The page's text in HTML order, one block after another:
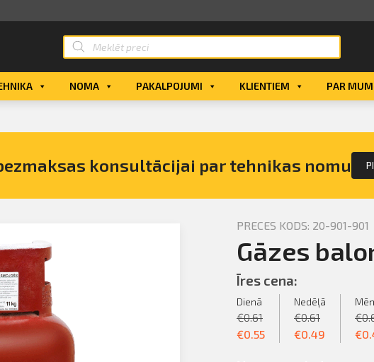
NOMA PAKALPOJUMI KLIENTIEM PAR
konsultācijai par tehnikas nomu
11kg
PRECES KODS: 20-901-901
Gāzes
Īres cena:
Dienā
€0.61
€0.55
Nedēļā
€0.61
€0.49
€
€